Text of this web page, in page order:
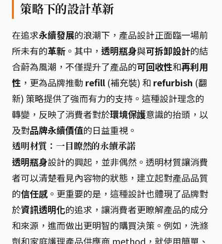
策略下的設計革新
在追求永續發展的浪潮下，產品設計正面臨一場前
所未有的革新 。其中， 透明瓶身與可拆卸設計的結
合蔚為風潮，不僅提升了產品的可回收性和再利用
性 ，更為品牌推動 refill (補充裝) 和 refurbish (翻
新) 策略提供了強而有力的支持。這種設計理念的
轉變，反映了消費者對於環境保護意識的抬頭，以
及對品牌永續價值的日益重視。
透明材質：一目瞭然的永續承諾
透明瓶身設計的興起，並非偶然。透明材質讓消費
者可以清楚看見內容物的狀態，建立起對產品品質
的信任感。更重要的是，這種設計也體現了品牌對
於資訊透明化的追求，讓消費者更瞭解產品的成分
和來源，進而做出更明智的購買決策。例如，洗滌
劑和家庭護理產品供應商 method，就使用簡單、